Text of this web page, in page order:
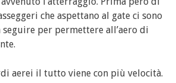
che aspettano al gate ci sono
per permettere all’aero di
aerei il tutto viene con più velocità.